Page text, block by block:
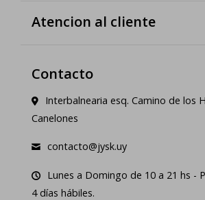
Atencion al cliente
Contacto
Interbalnearia esq. Camino de los
Canelones
contacto@jysk.uy
Lunes a Domingo de 10 a 21 hs -
4 días hábiles.